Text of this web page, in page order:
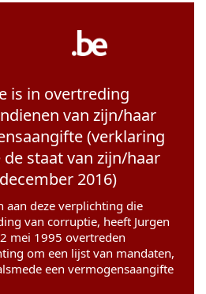
is in overtreding
van zijn/haar
(verklaring
staat van zijn/haar
2016)
aan deze verplichting die
van corruptie, heeft Jurgen
mei 1995 overtreden
om een lijst van mandaten,
een vermogensaangifte